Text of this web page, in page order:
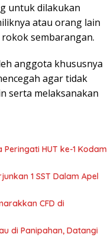
untuk dilakukan
atau orang lain
sembarangan.
anggota khususnya
agar tidak
serta melaksanakan
HUT ke-1 Kodam
1 SST Dalam Apel
CFD di
di Panipahan, Datangi